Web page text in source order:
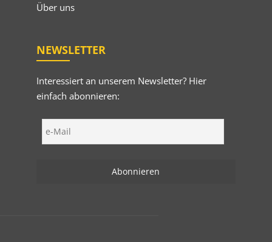
Über uns
NEWSLETTER
Interessiert an unserem Newsletter? Hier
einfach abonnieren: